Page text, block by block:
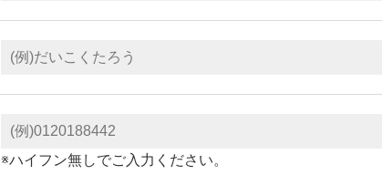
※ハイフン無しでご入力ください。